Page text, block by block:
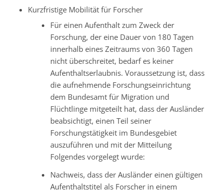
Kurzfristige Mobilität für Forscher
Für einen Aufenthalt zum Zweck der
Forschung, der eine Dauer von 180 Tagen
innerhalb eines Zeitraums von 360 Tagen
nicht überschreitet, bedarf es keiner
Aufenthaltserlaubnis. Voraussetzung ist, dass
die aufnehmende Forschungseinrichtung
dem Bundesamt für Migration und
Flüchtlinge mitgeteilt hat, dass der Ausländer
beabsichtigt, einen Teil seiner
Forschungstätigkeit im Bundesgebiet
auszuführen und mit der Mitteilung
Folgendes vorgelegt wurde:
Nachweis, dass der Ausländer einen gültigen
Aufenthaltstitel als Forscher in einem